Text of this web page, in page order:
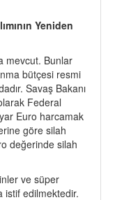
Yeniden
mevcut. Bunlar
bütçesi resmi
Savaş Bakanı
Federal
Euro harcamak
göre silah
değerinde silah
ve süper
istif edilmektedir.